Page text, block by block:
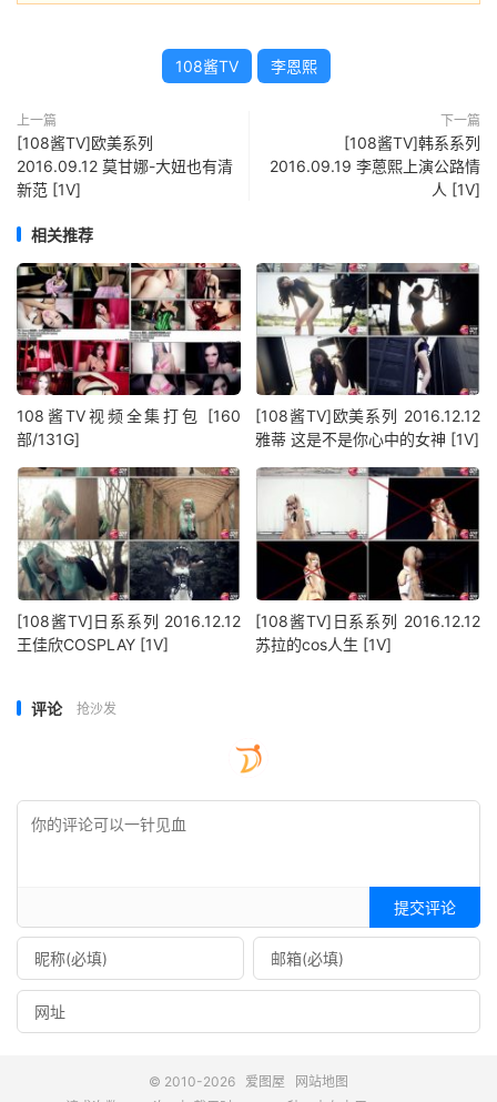
108酱TV 李恩熙
上一篇
[108酱TV]欧美系列
2016.09.12 莫甘娜-大妞也有清
新范 [1V]
下一篇
[108酱TV]韩系系列
2016.09.19 李蒽熙上演公路情
人 [1V]
相关推荐
108酱TV视频全集打包 [160
部/131G]
[108酱TV]欧美系列 2016.12.12
雅蒂 这是不是你心中的女神 [1V]
[108酱TV]日系系列 2016.12.12
王佳欣COSPLAY [1V]
[108酱TV]日系系列 2016.12.12
苏拉的cos人生 [1V]
评论 抢沙发
提交评论
© 2010-2026 爱图屋
网站地图